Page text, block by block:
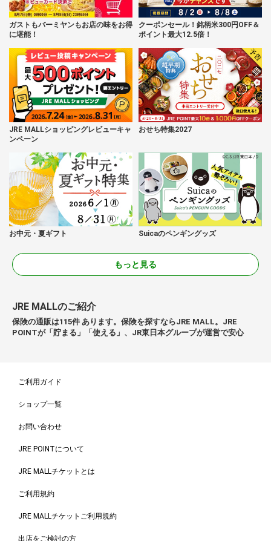
ガストもバーミヤンもお店の味をお得
に堪能！
クーポンセール！銘柄米300円OFF＆
ポイント最大12.5倍！
JRE MALLショッピングレビューキャ
ンペーン
おせち特集2027
お中元・夏ギフト Suicaのペンギングッズ
もっと見る
JRE MALLのご紹介
保険の通販は115件 あります。保険を探すならJRE MALL。JRE
POINTが「貯まる」「使える」、JR東日本グループが運営で安心
ご利用ガイド
ショップ一覧
お問い合わせ
JRE POINTについて
JRE MALLチケットとは
ご利用規約
JRE MALLチケットご利用規約
出店をご検討の方